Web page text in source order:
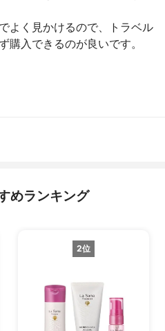
よく見かけるので、トラベル
購入できるのが良いです。
めランキング
2位